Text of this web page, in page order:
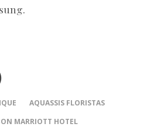
AQUASSIS FLORISTAS
MARRIOTT HOTEL